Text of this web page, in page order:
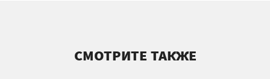
СМОТРИТЕ ТАКЖЕ